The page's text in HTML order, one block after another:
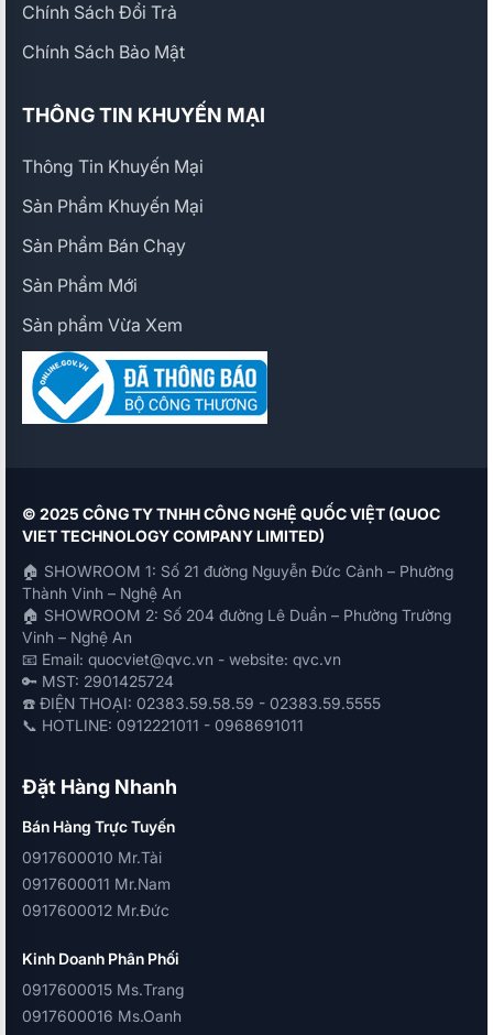
Chính Sách Đổi Trả
Chính Sách Bảo Mật
THÔNG TIN KHUYẾN MẠI
Thông Tin Khuyến Mại
Sản Phẩm Khuyến Mại
Sản Phẩm Bán Chạy
Sản Phẩm Mới
Sản phẩm Vừa Xem
© 2025 CÔNG TY TNHH CÔNG NGHỆ QUỐC VIỆT (QUOC
VIET TECHNOLOGY COMPANY LIMITED)
🏠 SHOWROOM 1: Số 21 đường Nguyễn Đức Cảnh – Phường
Thành Vinh – Nghệ An
🏠 SHOWROOM 2: Số 204 đường Lê Duẩn – Phường Trường
Vinh – Nghệ An
📧 Email: quocviet@qvc.vn - website: qvc.vn
🔑 MST: 2901425724
☎️ ĐIỆN THOẠI: 02383.59.58.59 - 02383.59.5555
📞 HOTLINE: 0912221011 - 0968691011
Đặt Hàng Nhanh
Bán Hàng Trực Tuyến
0917600010 Mr.Tài
0917600011 Mr.Nam
0917600012 Mr.Đức
Kinh Doanh Phân Phối
0917600015 Ms.Trang
0917600016 Ms.Oanh